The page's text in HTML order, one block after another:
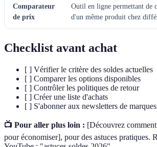
Comparateur
de prix
Outil en ligne permettant de
d'un même produit chez
Checklist avant achat
[ ] Vérifier le critère des soldes actuelles
[ ] Comparer les options disponibles
[ ] Contrôler les politiques de retour
[ ] Créer une liste d'achats
[ ] S'abonner aux newsletters de
📺 Pour aller plus loin : [Découvrez
pour économiser], pour des astuces pratiques.